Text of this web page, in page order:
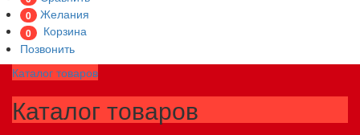
0 Желания
0
Корзина
Позвонить
Каталог товаров
Каталог товаров